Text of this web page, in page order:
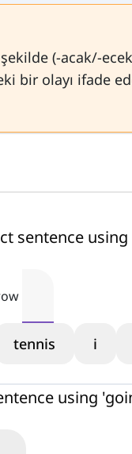
(-acak/-
bir olayı ifade
sentence
tennis i
using